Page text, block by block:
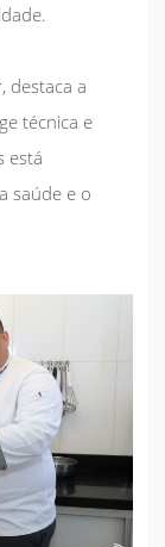
destaca a
técnica e
está
saúde e o